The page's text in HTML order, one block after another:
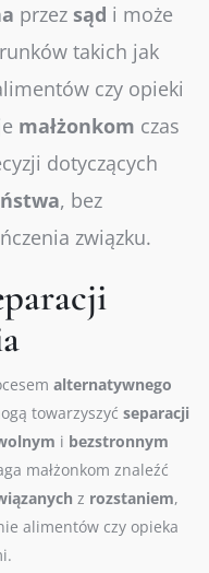
przez sąd i może
takich jak
czy opieki
małżonkom czas
dotyczących
, bez
związku.
alternatywnego
towarzyszyć separacji
i bezstronnym
małżonkom znaleźć
z rozstaniem,
alimentów czy opieka